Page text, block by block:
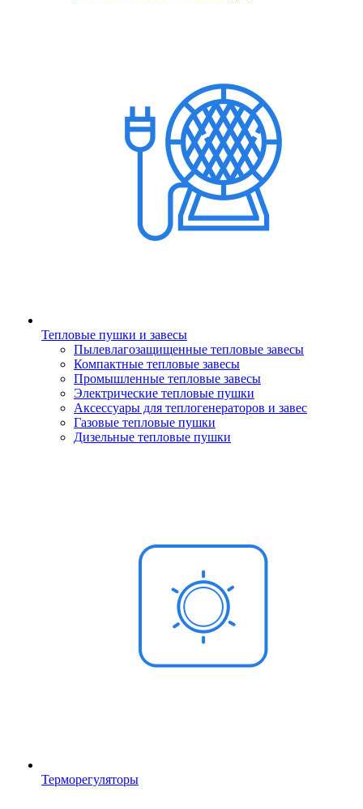
Тепловые пушки и завесы
Пылевлагозащищенные тепловые завесы
Компактные тепловые завесы
Промышленные тепловые завесы
Электрические тепловые пушки
Аксессуары для теплогенераторов и завес
Газовые тепловые пушки
Дизельные тепловые пушки
Терморегуляторы